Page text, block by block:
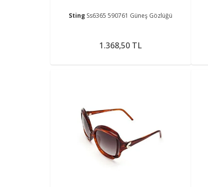
Sting Ss6365 590761 Güneş Gözlüğü
1.368,50 TL